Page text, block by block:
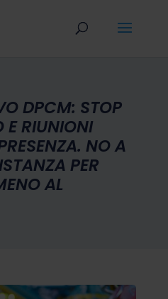
DPCM: STOP
E RIUNIONI
NO A
PER
AL